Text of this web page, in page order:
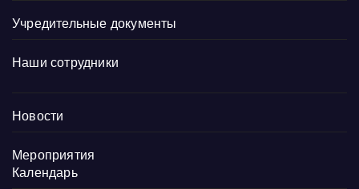
Учредительные документы
Наши сотрудники
Новости
Мероприятия
Календарь